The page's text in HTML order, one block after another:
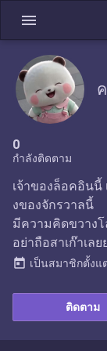
menu
0
กำลังติดตาม
ติดตาม
เจ้าของล็อคอินนี้ เป็นคนตร
งของจักรวาลนี้
มีความคิดขวาง
อย่าถือสาเก๊าเลย
today เป็นสมาชิกตั้งแ